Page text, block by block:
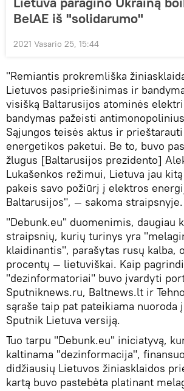
BelAE iš "solidarumo"
2021 Vasario 25, 15:44
"Remiantis prokremliška
Lietuvos pasipriešinimas ir
visišką Baltarusijos atominės
bandymas pažeisti
Sąjungos teisės aktus ir
energetikos paketui. Be to, buvo
žlugus [Baltarusijos prezidento]
Lukašenkos režimui, Lietuva jau
pakeis savo požiūrį į elektros
Baltarusijos", — sakoma straipsnyje.
"Debunk.eu" duomenimis, daugiau
straipsnių, kurių turinys yra
klaidinantis", parašytas rusų kalba,
procentų — lietuviškai. Kaip
"dezinformatoriai" buvo įvardyti
Sputniknews.ru, Baltnews.lt ir
sąraše taip pat pateikiama nuoroda
Sputnik Lietuva versiją.
Tuo tarpu "Debunk.eu" iniciatyvą,
kaltinama "dezinformacija",
didžiausių Lietuvos žiniasklaidos
kartą buvo pastebėta platinant